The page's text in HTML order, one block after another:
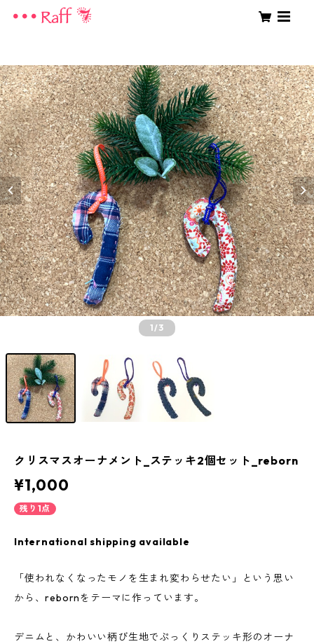
1/3
クリスマスオーナメント_ステッキ2個セット_reborn
¥1,000
残り1点
International shipping available
「使われなくなったモノを生まれ変わらせたい」という思い
から、rebornをテーマに作っています。
デニムと、かわいい柄び生地でぷっくりステッキ形のオーナ